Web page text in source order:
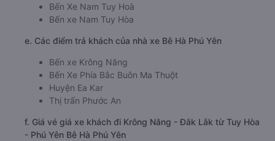
Bến Xe Nam Tuy Hoà
Bến xe Nam Tuy Hòa
e. Các điểm trả khách của nhà xe Bê Hà Phú Yên
Bến xe Krông Năng
Bến Xe Phía Bắc Buôn Ma Thuột
Huyện Ea Kar
Thị trấn Phước An
f. Giá vé giá xe khách đi Krông Năng - Đắk Lắk từ Tuy Hòa
- Phú Yên Bê Hà Phú Yên